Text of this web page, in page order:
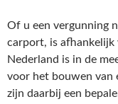
Of u een vergunning
carport, is afhankelijk
Nederland is in de
voor het bouwen van
zijn daarbij een